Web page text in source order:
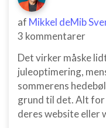
af Mikkel deMib
3 kommentarer
Det virker måske
juleoptimering,
sommerens
grund til det. Alt
deres website eller